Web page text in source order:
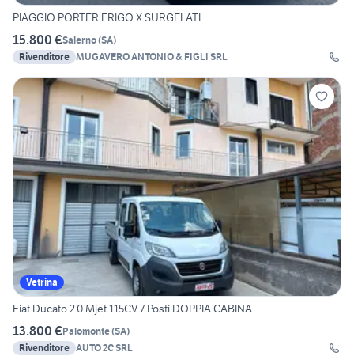
PIAGGIO PORTER FRIGO X SURGELATI
15.800 €Salerno(SA)
Rivenditore MUGAVERO ANTONIO & FIGLI SRL
Vetrina
Fiat Ducato 2.0 Mjet 115CV 7 Posti DOPPIA CABINA
13.800 €Palomonte(SA)
Rivenditore AUTO 2C SRL